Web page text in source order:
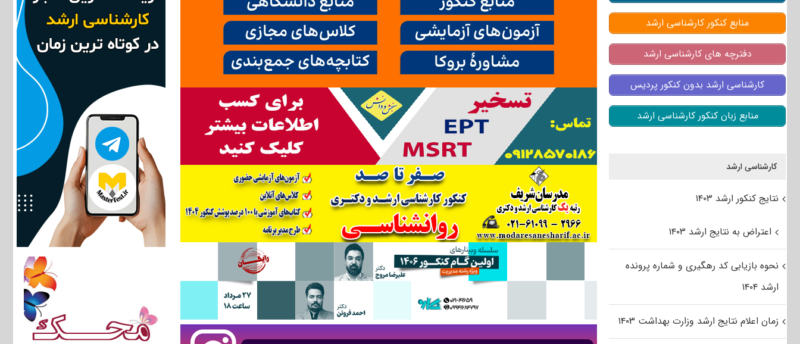
منابع کنکور کارشناسی ارشد
دفترچه های کارشناسی ارشد
کارشناسی ارشد بدون کنکور پردیس
منابع زبان کنکور کارشناسی ارشد
کارشناسی ارشد
نتایج کنکور ارشد ۱۴۰۳
اعتراض به نتایج ارشد ۱۴۰۳
نحوه بازیابی کد رهگیری و شماره پرونده
ارشد ۱۴۰۴
زمان اعلام نتایج ارشد وزارت بهداشت ۱۴۰۳